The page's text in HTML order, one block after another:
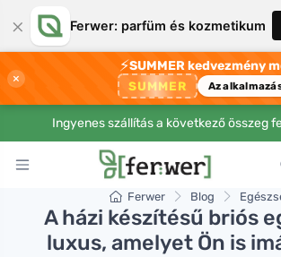
× Ferwer: parfüm és kozmetikum
×
⚡SUMMER kedvezmény
SUMMER Az
Ingyenes szállítás a következő összeg
Ferwer Blog
A házi készítésű briós
luxus, amelyet Ön is